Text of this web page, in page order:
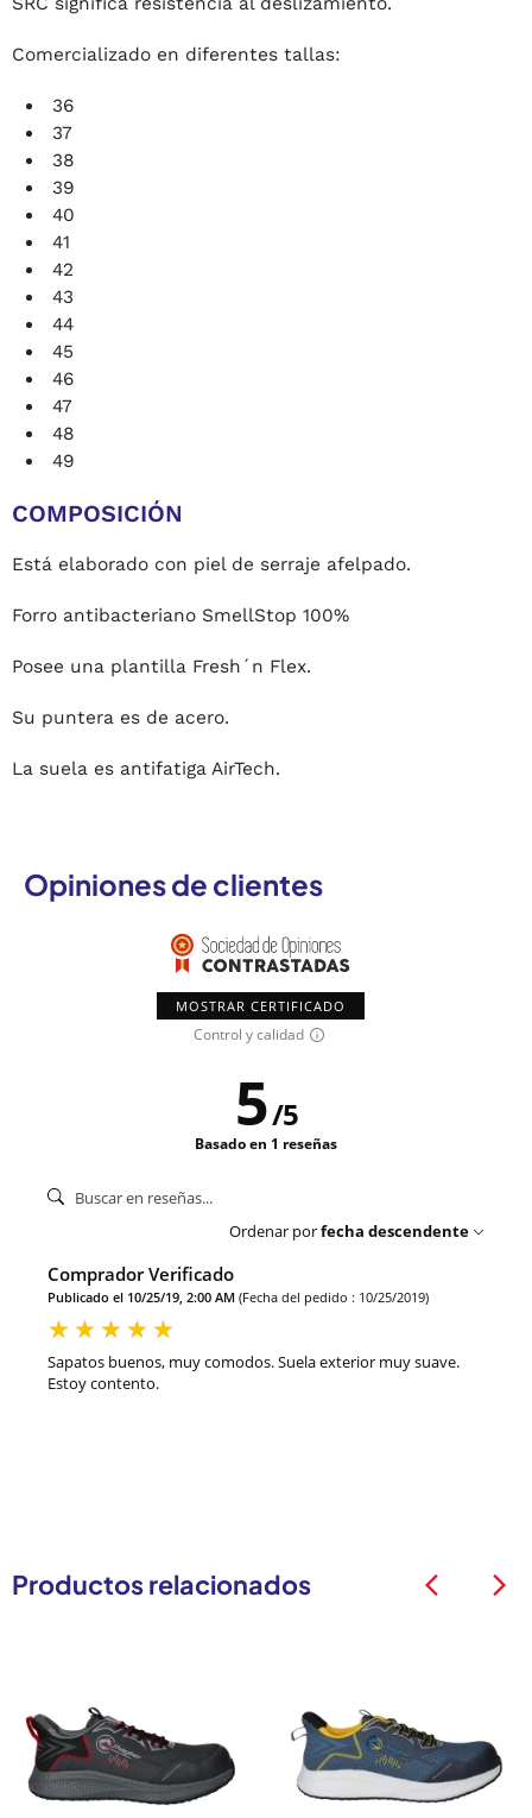
Comercializado en diferentes tallas:
36
37
38
39
40
41
42
43
44
45
46
47
48
49
COMPOSICIÓN
Está elaborado con piel de serraje afelpado.
Forro antibacteriano SmellStop 100%
Posee una plantilla Fresh´n Flex.
Su puntera es de acero.
La suela es antifatiga AirTech.
Opiniones de clientes
MOSTRAR CERTIFICADO
Control y calidad
5/5
Basado en 1 reseñas
Ordenar porfecha descendente
Comprador Verificado
Publicado el 10/25/19, 2:00 AM (Fecha del pedido : 10/25/2019)
Sapatos buenos, muy comodos. Suela exterior muy suave.
Estoy contento.
Productos relacionados arrow_back_ios arrow_back_ios